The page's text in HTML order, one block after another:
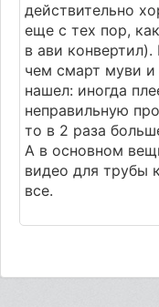
действительно
еще с тех пор,
в ави
чем смарт муви и
нашел: иногда
неправильную
то в 2 раза
А в основном
видео для трубы
все.